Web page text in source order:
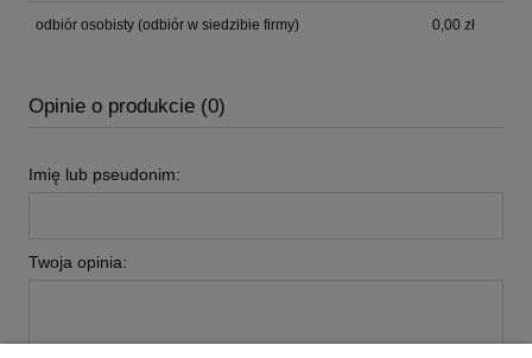
odbiór osobisty (odbiór w siedzibie firmy) 0,00 zł
Opinie o produkcie (0)
Imię lub pseudonim:
Twoja opinia: